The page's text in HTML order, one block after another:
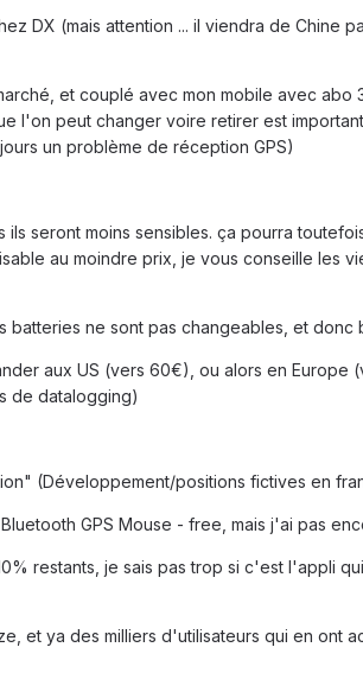
DX (mais attention ... il viendra de Chine
et couplé avec mon mobile avec
l'on peut changer voire retirer est
un problème de réception GPS)
seront moins sensibles. ça pourra
au moindre prix, je vous conseille les
batteries ne sont pas changeables, et
aux US (vers 60€), ou alors en
de datalogging)
(Développement/positions fictives en
GPS Mouse - free, mais j'ai pas
restants, je sais pas trop si c'est l'appli
et ya des milliers d'utilisateurs qui en ont